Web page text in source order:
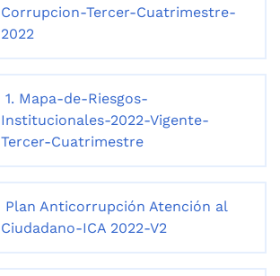
Corrupcion-Tercer-Cuatrimestre-
2022
1. Mapa-de-Riesgos-
Institucionales-2022-Vigente-
Tercer-Cuatrimestre
Plan Anticorrupción Atención al
Ciudadano-ICA 2022-V2